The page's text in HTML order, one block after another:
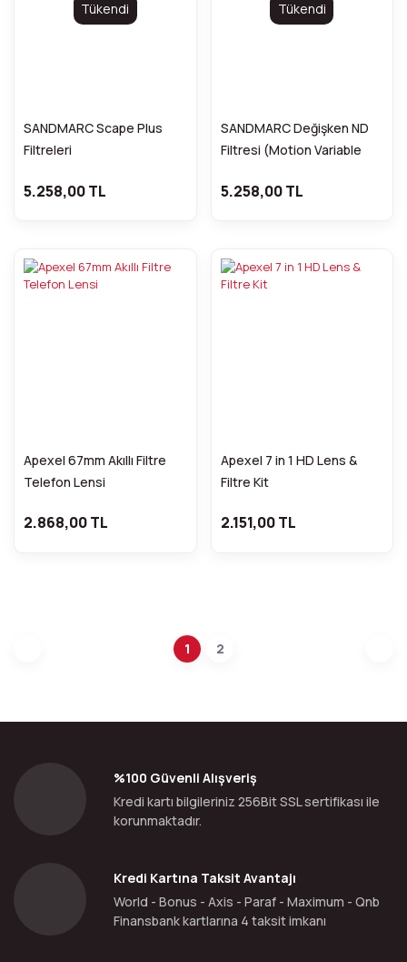
Tükendi
SANDMARC Scape Plus
Filtreleri
5.258,00 TL
Tükendi
SANDMARC Değişken ND
Filtresi (Motion Variable
5.258,00 TL
Apexel 67mm Akıllı Filtre
Telefon Lensi
2.868,00 TL
Apexel 7 in 1 HD Lens &
Filtre Kit
2.151,00 TL
1 2
%100 Güvenli Alışveriş
Kredi kartı bilgileriniz 256Bit SSL sertifikası ile
korunmaktadır.
Kredi Kartına Taksit Avantajı
World - Bonus - Axis - Paraf - Maximum - Qnb
Finansbank kartlarına 4 taksit imkanı